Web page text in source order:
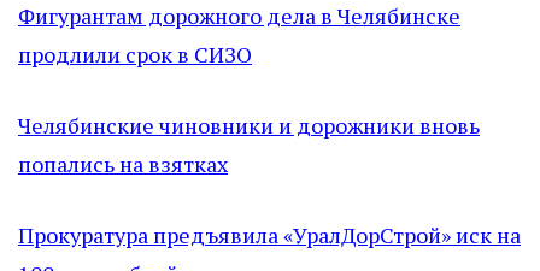
Фигурантам дорожного дела в Челябинске
продлили срок в СИЗО
Челябинские чиновники и дорожники вновь
попались на взятках
Прокуратура предъявила «УралДорСтрой» иск на